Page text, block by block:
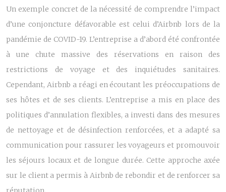
Un exemple concret de la nécessité de comprendre l’impact
d’une conjoncture défavorable est celui d’Airbnb lors de la
pandémie de COVID-19. L’entreprise a d’abord été confrontée
à une chute massive des réservations en raison des
restrictions de voyage et des inquiétudes sanitaires.
Cependant, Airbnb a réagi en écoutant les préoccupations de
ses hôtes et de ses clients. L’entreprise a mis en place des
politiques d’annulation flexibles, a investi dans des mesures
de nettoyage et de désinfection renforcées, et a adapté sa
communication pour rassurer les voyageurs et promouvoir
les séjours locaux et de longue durée. Cette approche axée
sur le client a permis à Airbnb de rebondir et de renforcer sa